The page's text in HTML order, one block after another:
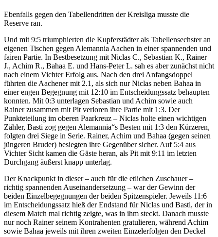
Ebenfalls gegen den Tabellendritten der Kreisliga musste die
Reserve ran.
Und mit 9:5 triumphierten die Kupferstädter als Tabellensechster an
eigenen Tischen gegen Alemannia Aachen in einer spannenden und
fairen Partie. In Bestbesetzung mit Niclas C., Sebastian K., Rainer
J., Achim R., Bahaa E. und Hans-Peter L. sah es aber zunächst nicht
nach einem Vichter Erfolg aus. Nach den drei Anfangsdoppel
führten die Aachener mit 2.1, als sich nur Niclas neben Bahaa in
einer engen Begegnung mit 12:10 im Entscheidungssatz behaupten
konnten. Mit 0:3 unterlagen Sebastian und Achim sowie auch
Rainer zusammen mit Pit verloren ihre Partie mit 1:3. Der
Punkteteilung im oberen Paarkreuz – Niclas holte einen wichtigen
Zähler, Basti zog gegen Alemannia“s Besten mit 1:3 den Kürzeren,
folgten drei Siege in Serie. Rainer, Achim und Bahaa (gegen seinen
jüngeren Bruder) besiegten ihre Gegenüber sicher. Auf 5:4 aus
Vichter Sicht kamen die Gäste heran, als Pit mit 9:11 im letzten
Durchgang äußerst knapp unterlag.
Der Knackpunkt in dieser – auch für die etlichen Zuschauer –
richtig spannenden Auseinandersetzung – war der Gewinn der
beiden Einzelbegegnungen der beiden Spitzenspieler. Jeweils 11:6
im Entscheidungssatz hieß der Endstand für Niclas und Basti, der in
diesem Match mal richtig zeigte, was in ihm steckt. Danach musste
nur noch Rainer seinem Kontrahenten gratulieren, während Achim
sowie Bahaa jeweils mit ihren zweiten Einzelerfolgen den Deckel